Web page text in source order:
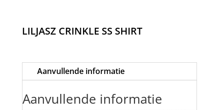
LILJASZ CRINKLE SS SHIRT
Aanvullende informatie
Aanvullende informatie